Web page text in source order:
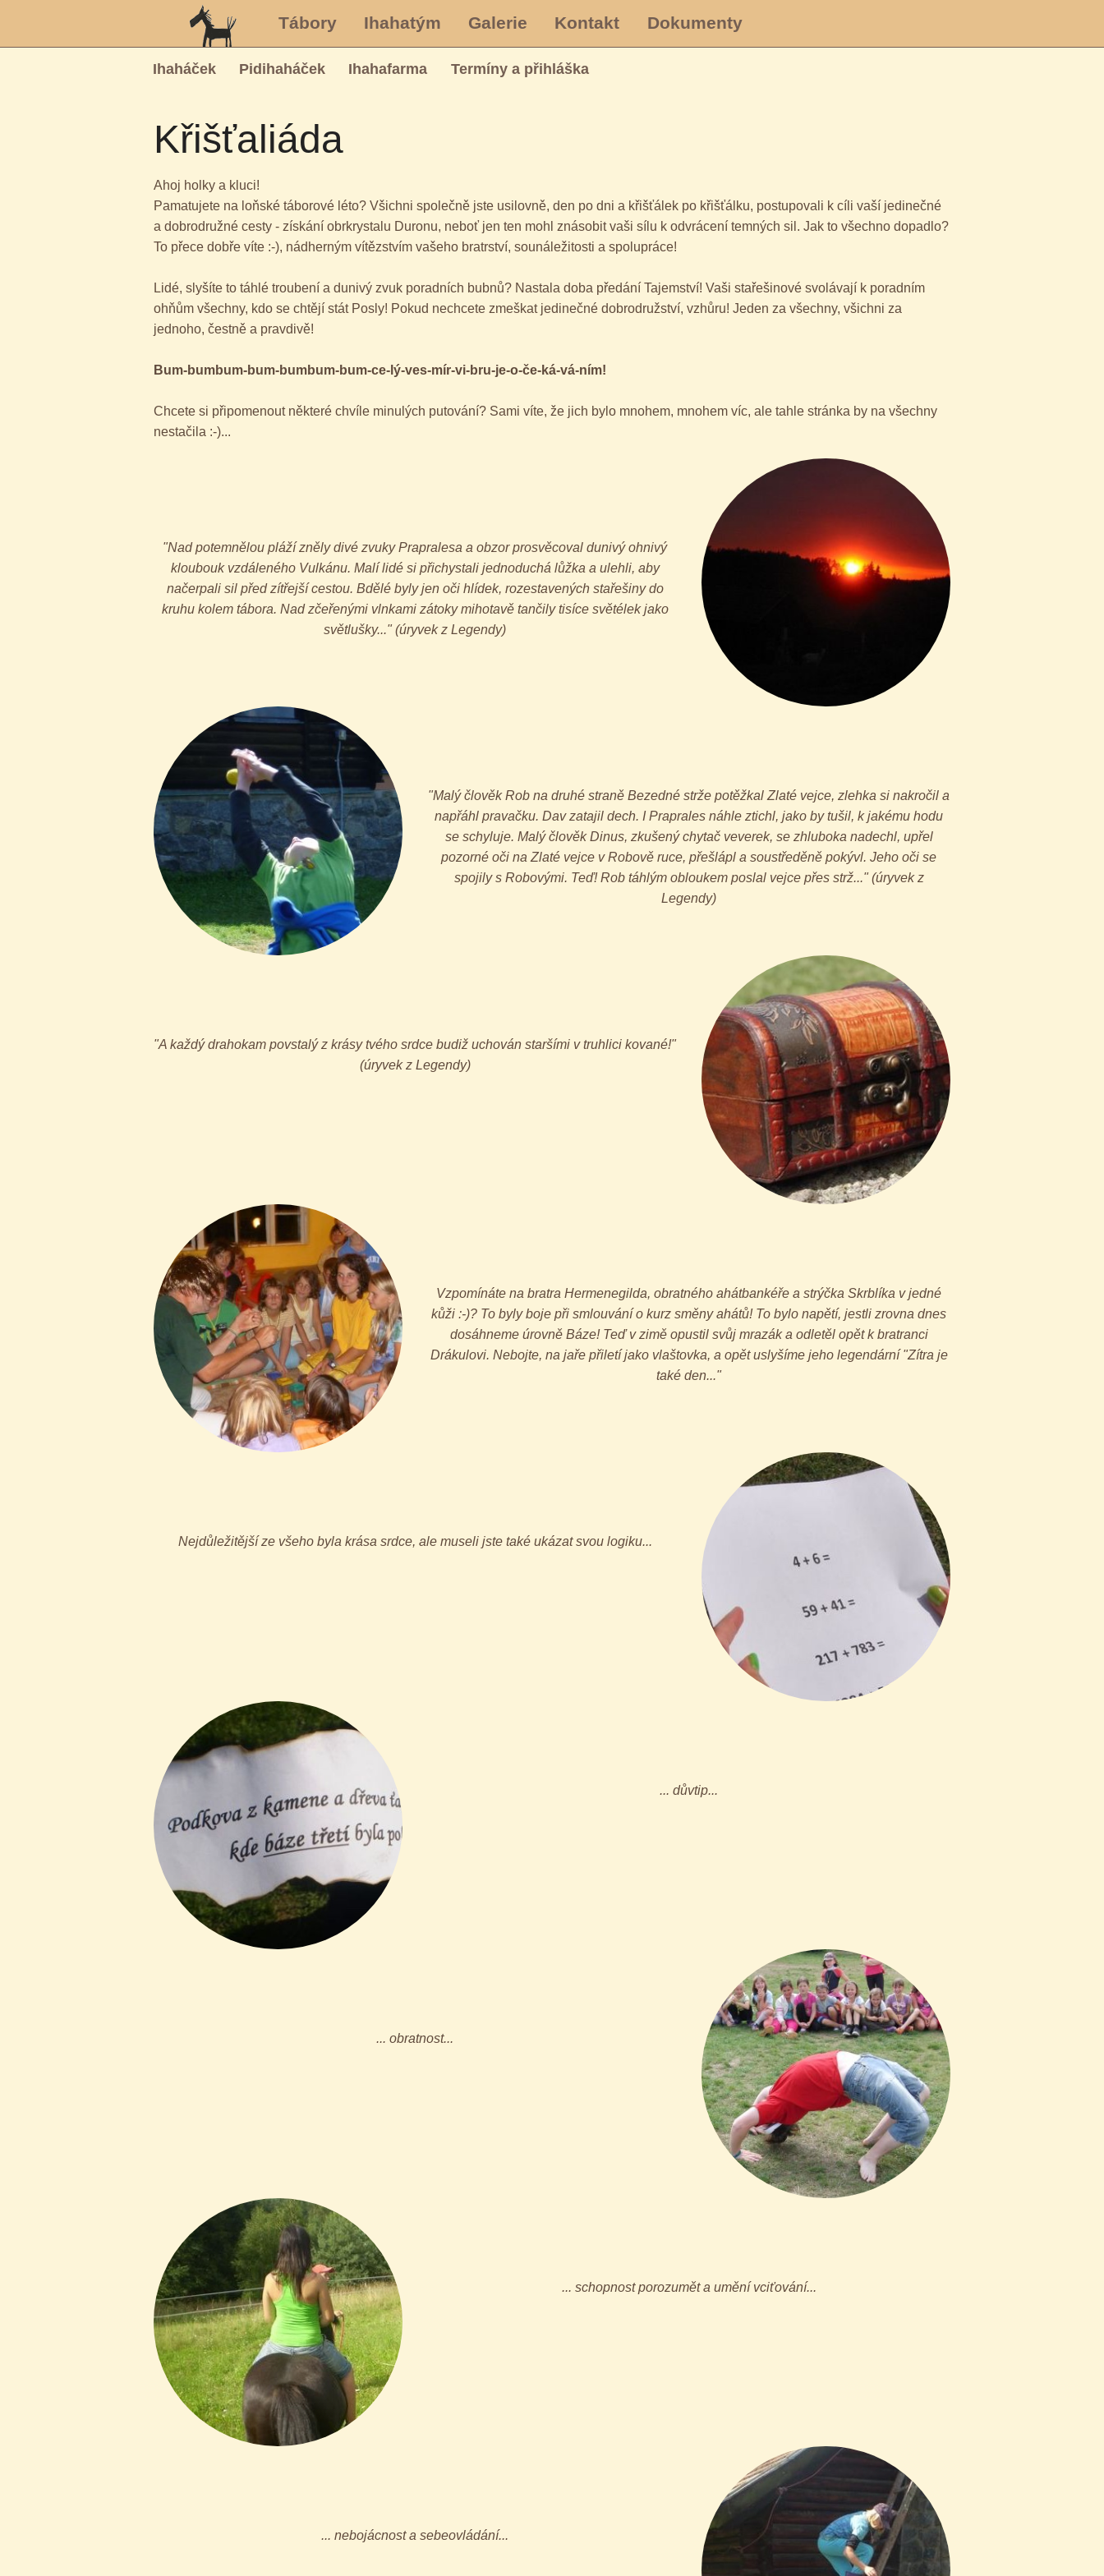
Tábory Ihahatým Galerie Kontakt Dokumenty
Ihaháček Pidihaháček Ihahafarma Termíny a přihláška
Křišťaliáda
Ahoj holky a kluci!
Pamatujete na loňské táborové léto? Všichni společně jste usilovně, den po dni a křišťálek po křišťálku, postupovali k cíli vaší jedinečné
a dobrodružné cesty - získání obrkrystalu Duronu, neboť jen ten mohl znásobit vaši sílu k odvrácení temných sil. Jak to všechno dopadlo?
To přece dobře víte :-), nádherným vítězstvím vašeho bratrství, sounáležitosti a spolupráce!
Lidé, slyšíte to táhlé troubení a dunivý zvuk poradních bubnů? Nastala doba předání Tajemství! Vaši stařešinové svolávají k poradním
ohňům všechny, kdo se chtějí stát Posly! Pokud nechcete zmeškat jedinečné dobrodružství, vzhůru! Jeden za všechny, všichni za
jednoho, čestně a pravdivě!
Bum-bumbum-bum-bumbum-bum-ce-lý-ves-mír-vi-bru-je-o-če-ká-vá-ním!
Chcete si připomenout některé chvíle minulých putování? Sami víte, že jich bylo mnohem, mnohem víc, ale tahle stránka by na všechny
nestačila :-)...
"Nad potemnělou pláží zněly divé zvuky Prapralesa a obzor prosvěcoval dunivý ohnivý
kloubouk vzdáleného Vulkánu. Malí lidé si přichystali jednoduchá lůžka a ulehli, aby
načerpali sil před zítřejší cestou. Bdělé byly jen oči hlídek, rozestavených stařešiny do
kruhu kolem tábora. Nad zčeřenými vlnkami zátoky mihotavě tančily tisíce světélek jako
světlušky..." (úryvek z Legendy)
"Malý člověk Rob na druhé straně Bezedné strže potěžkal Zlaté vejce, zlehka si nakročil a
napřáhl pravačku. Dav zatajil dech. I Praprales náhle ztichl, jako by tušil, k jakému hodu
se schyluje. Malý člověk Dinus, zkušený chytač veverek, se zhluboka nadechl, upřel
pozorné oči na Zlaté vejce v Robově ruce, přešlápl a soustředěně pokývl. Jeho oči se
spojily s Robovými. Teď! Rob táhlým obloukem poslal vejce přes strž..." (úryvek z
Legendy)
"A každý drahokam povstalý z krásy tvého srdce budiž uchován staršími v truhlici kované!"
(úryvek z Legendy)
Vzpomínáte na bratra Hermenegilda, obratného ahátbankéře a strýčka Skrblíka v jedné
kůži :-)? To byly boje při smlouvání o kurz směny ahátů! To bylo napětí, jestli zrovna dnes
dosáhneme úrovně Báze! Teď v zimě opustil svůj mrazák a odletěl opět k bratranci
Drákulovi. Nebojte, na jaře přiletí jako vlaštovka, a opět uslyšíme jeho legendární "Zítra je
také den..."
Nejdůležitější ze všeho byla krása srdce, ale museli jste také ukázat svou logiku...
... důvtip...
... obratnost...
... schopnost porozumět a umění vciťování...
... nebojácnost a sebeovládání...